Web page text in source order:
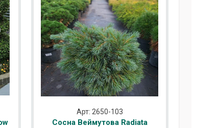
Арт: 2650-103
Сосна Веймутова Radiata